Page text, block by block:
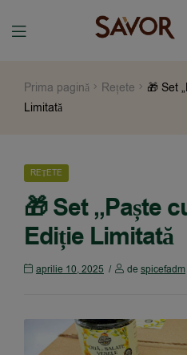
Prima pagină Rețete
🎁 Set
Limitată
REȚETE
🎁 Set „Paște
Ediție Limitată
aprilie 10, 2025 de spicefadm